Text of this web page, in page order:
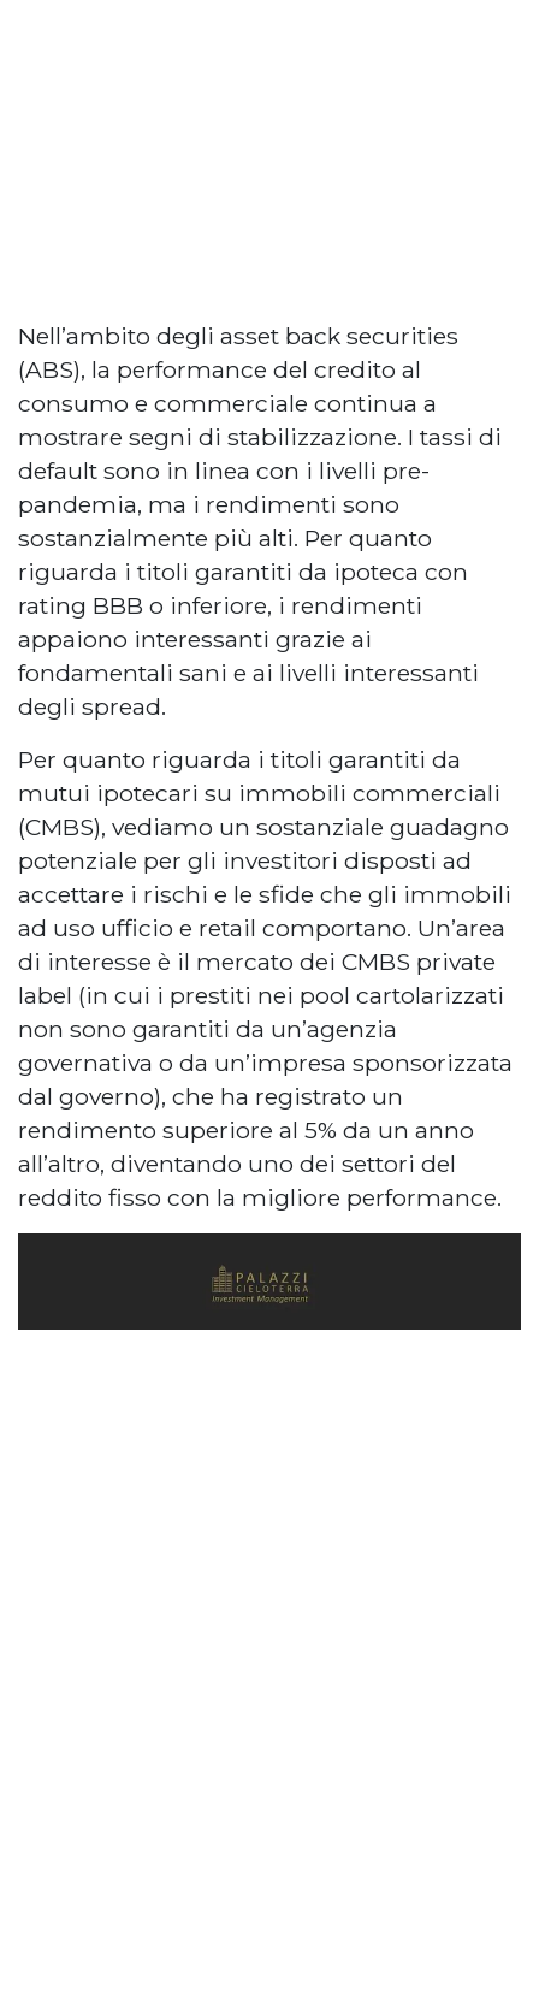
Nell’ambito degli asset back securities
(ABS), la performance del credito al
consumo e commerciale continua a
mostrare segni di stabilizzazione. I tassi di
default sono in linea con i livelli pre-
pandemia, ma i rendimenti sono
sostanzialmente più alti. Per quanto
riguarda i titoli garantiti da ipoteca con
rating BBB o inferiore, i rendimenti
appaiono interessanti grazie ai
fondamentali sani e ai livelli interessanti
degli spread.
Per quanto riguarda i titoli garantiti da
mutui ipotecari su immobili commerciali
(CMBS), vediamo un sostanziale guadagno
potenziale per gli investitori disposti ad
accettare i rischi e le sfide che gli immobili
ad uso ufficio e retail comportano. Un’area
di interesse è il mercato dei CMBS private
label (in cui i prestiti nei pool cartolarizzati
non sono garantiti da un’agenzia
governativa o da un’impresa sponsorizzata
dal governo), che ha registrato un
rendimento superiore al 5% da un anno
all’altro, diventando uno dei settori del
reddito fisso con la migliore performance.